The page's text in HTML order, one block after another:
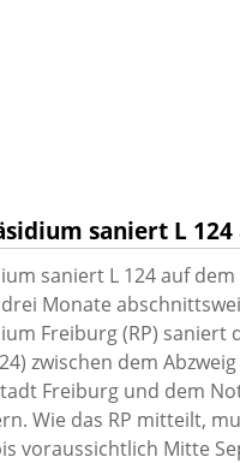
saniert L
saniert L 124 auf
Monate
Freiburg (RP) saniert
zwischen dem
Freiburg und dem
Wie das RP mitteilt,
voraussichtlich Mitte